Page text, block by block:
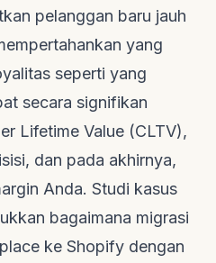
pelanggan baru jauh
yang
seperti yang
secara signifikan
Lifetime Value (CLTV),
dan pada akhirnya,
Anda. Studi kasus
bagaimana migrasi
ke Shopify dengan